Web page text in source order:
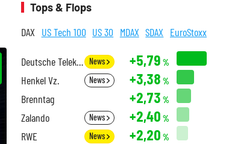
Tops & Flops
DAX US Tech 100 US 30 MDAX SDAX EuroStoxx
Deutsche Telekom News +5,79 %
Henkel Vz. News +3,38 %
Brenntag +2,73 %
Zalando News +2,40 %
RWE News +2,20 %